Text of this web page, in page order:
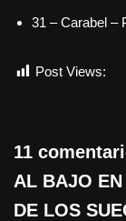
31 – Carabel –
Post Views:
11
AL BAJO
DE LOS